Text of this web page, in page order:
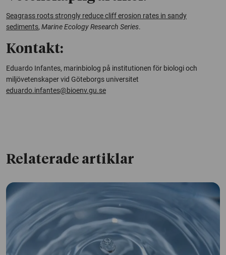
Seagrass roots strongly reduce cliff erosion rates in sandy
sediments, Marine Ecology Research Series.
Kontakt:
Eduardo Infantes, marinbiolog på institutionen för biologi och
miljövetenskaper vid Göteborgs universitet
eduardo.infantes@bioenv.gu.se
Relaterade artiklar